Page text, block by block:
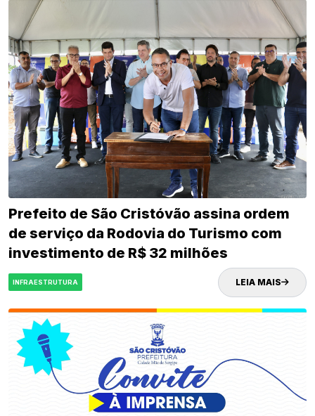
Prefeito de São Cristóvão assina ordem
de serviço da Rodovia do Turismo com
investimento de R$ 32 milhões
INFRAESTRUTURA LEIA MAIS